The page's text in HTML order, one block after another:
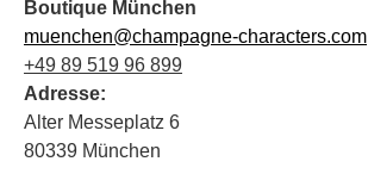
Boutique München
muenchen@champagne-characters.com
+49 89 519 96 899
Adresse:
Alter Messeplatz 6
80339 München